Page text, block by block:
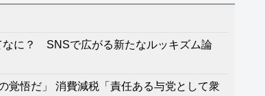
なに？ SNSで広がる新たなルッキズム論
覚悟だ」 消費減税「責任ある与党として衆